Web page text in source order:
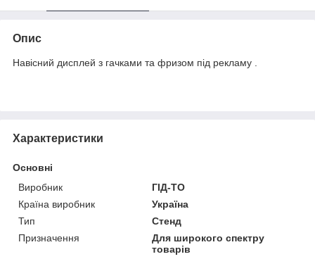
Опис
Навісний дисплей з гачками та фризом під рекламу .
Характеристики
Основні
Виробник
ГІД-ТО
Країна виробник
Україна
Тип
Стенд
Призначення
Для широкого спектру
товарів